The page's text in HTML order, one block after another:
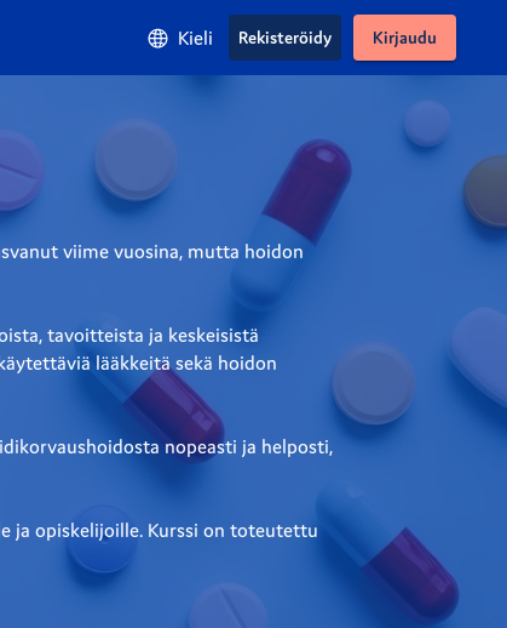
Kieli Kirjaudu
Rekisteröidy
viime vuosina, mutta hoidon
tavoitteista ja keskeisistä
lääkkeitä sekä hoidon
nopeasti ja helposti,
ja opiskelijoille. Kurssi on toteutettu